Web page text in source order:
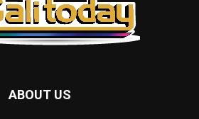
ABOUT US